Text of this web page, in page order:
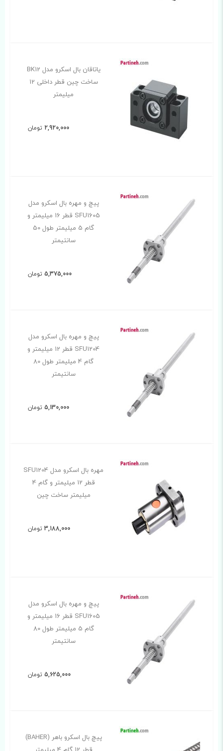
یاتاقان بال اسکرو مدل BK12
ساخت چین قطر داخلی 12
میلیمتر
2,920,000 تومان
پیچ و مهره بال اسکرو مدل
SFU1605 قطر 16 میلیمتر و
گام 5 میلیمتر طول 50
سانتیمتر
5,375,000 تومان
پیچ و مهره بال اسکرو مدل
SFU1204 قطر 12 میلیمتر و
گام 4 میلیمتر طول 80
سانتیمتر
5,130,000 تومان
مهره بال اسکرو مدل SFU1204
قطر 12 میلیمتر و گام 4
میلیمتر ساخت چین
3,188,000 تومان
پیچ و مهره بال اسکرو مدل
SFU1605 قطر 16 میلیمتر و
گام 5 میلیمتر طول 80
سانتیمتر
5,625,000 تومان
پیچ بال اسکرو باهر (BAHER)